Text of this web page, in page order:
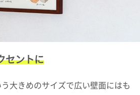
セントに
大きめのサイズで広い壁面にはも